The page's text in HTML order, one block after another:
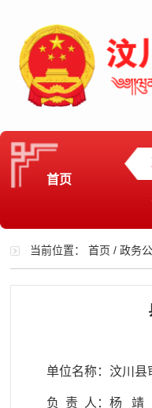
首页
当前位置：首页 /政务
单位名称： 汶川县
负 责 人：杨 靖